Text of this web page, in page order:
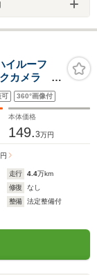
イルーフ
カメラ デ
ラレコ ス
アルミ オ
可 360°画像付
本体価格
149.3万円
円
走行 4.4万km
修復
なし
整備
法定整備付